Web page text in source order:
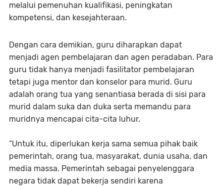
melalui pemenuhan kualifikasi, peningkatan
kompetensi, dan kesejahteraan.
Dengan cara demikian, guru diharapkan dapat
menjadi agen pembelajaran dan agen peradaban. Para
guru tidak hanya menjadi fasilitator pembelajaran
tetapi juga mentor dan konselor para murid. Guru
adalah orang tua yang senantiasa berada di sisi para
murid dalam suka dan duka serta memandu para
muridnya mencapai cita-cita luhur.
“Untuk itu, diperlukan kerja sama semua pihak baik
pemerintah, orang tua, masyarakat, dunia usaha, dan
media massa. Pemerintah sebagai penyelenggara
negara tidak dapat bekerja sendiri karena